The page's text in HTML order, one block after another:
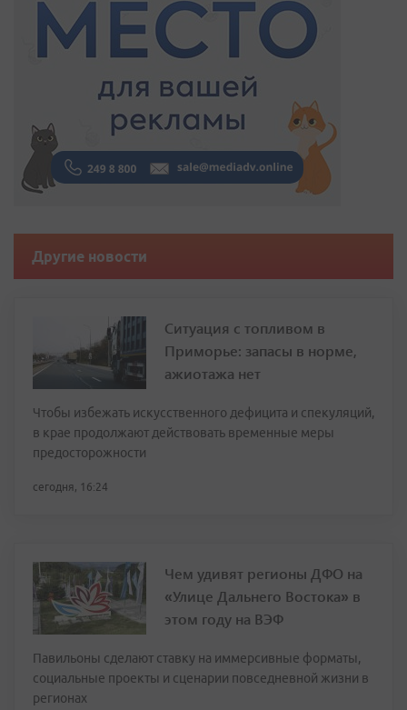
Другие новости
Ситуация с топливом в
Приморье: запасы в норме,
ажиотажа нет
Чтобы избежать искусственного дефицита и спекуляций,
в крае продолжают действовать временные меры
предосторожности
сегодня, 16:24
Чем удивят регионы ДФО на
«Улице Дальнего Востока» в
этом году на ВЭФ
Павильоны сделают ставку на иммерсивные форматы,
социальные проекты и сценарии повседневной жизни в
регионах